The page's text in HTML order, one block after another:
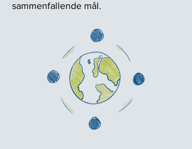
sammenfallende mål.